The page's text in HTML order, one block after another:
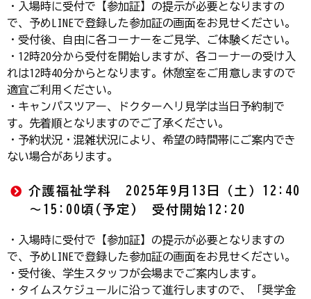
・入場時に受付で【参加証】の提示が必要となりますの
で、予めLINEで登録した参加証の画面をお見せください。
・受付後、自由に各コーナーをご見学、ご体験ください。
・12時20分から受付を開始しますが、各コーナーの受け入
れは12時40分からとなります。休憩室をご用意しますので
適宜ご利用ください。
・キャンパスツアー、ドクターヘリ見学は当日予約制で
す。先着順となりますのでご了承ください。
・予約状況・混雑状況により、希望の時間帯にご案内でき
ない場合があります。
介護福祉学科 2025年9月13日（土）12:40
～15:00頃(予定) 受付開始12:20
・入場時に受付で【参加証】の提示が必要となりますの
で、予めLINEで登録した参加証の画面をお見せください。
・受付後、学生スタッフが会場までご案内します。
・タイムスケジュールに沿って進行しますので、「奨学金